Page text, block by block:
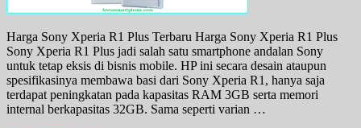
Harga Sony Xperia R1 Plus Terbaru Harga Sony Xperia R1 Plus
Sony Xperia R1 Plus jadi salah satu smartphone andalan Sony
untuk tetap eksis di bisnis mobile. HP ini secara desain ataupun
spesifikasinya membawa basi dari Sony Xperia R1, hanya saja
terdapat peningkatan pada kapasitas RAM 3GB serta memori
internal berkapasitas 32GB. Sama seperti varian …